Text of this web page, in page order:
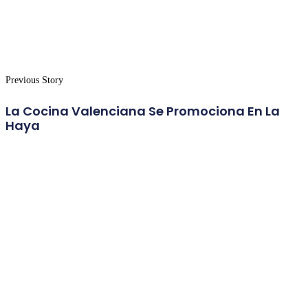
Previous Story
La Cocina Valenciana Se Promociona En La
Haya